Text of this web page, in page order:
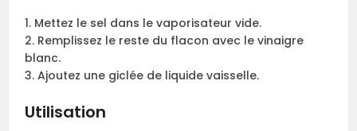
1. Mettez le sel dans le vaporisateur vide.
2. Remplissez le reste du flacon avec le vinaigre
blanc.
3. Ajoutez une giclée de liquide vaisselle.
Utilisation